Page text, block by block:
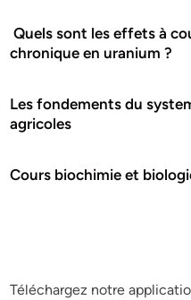
Quels sont les effets à
chronique en uranium ?
Les fondements du
agricoles
Cours biochimie et
Téléchargez notre